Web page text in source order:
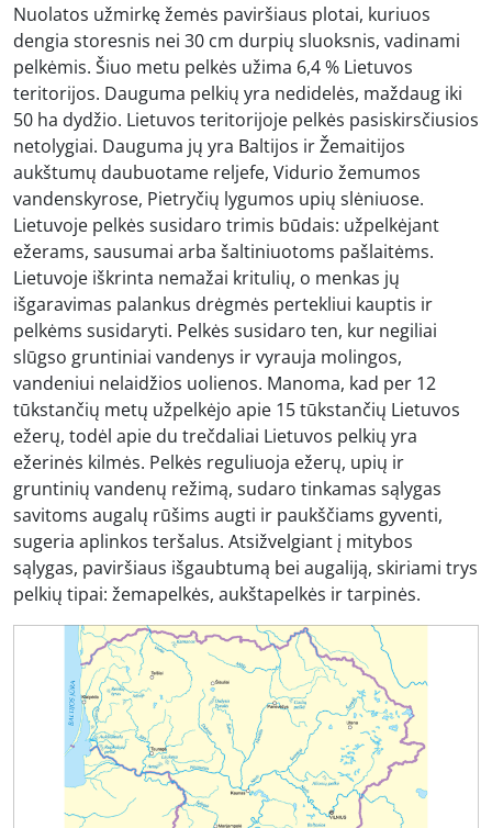
Nuolatos užmirkę žemės paviršiaus plotai, kuriuos
dengia storesnis nei 30 cm durpių sluoksnis, vadinami
pelkėmis. Šiuo metu pelkės užima 6,4 % Lietuvos
teritorijos. Dauguma pelkių yra nedidelės, maždaug iki
50 ha dydžio. Lietuvos teritorijoje pelkės pasiskirsčiusios
netolygiai. Dauguma jų yra Baltijos ir Žemaitijos
aukštumų daubuotame reljefe, Vidurio žemumos
vandenskyrose, Pietryčių lygumos upių slėniuose.
Lietuvoje pelkės susidaro trimis būdais: užpelkėjant
ežerams, sausumai arba šaltiniuotoms pašlaitėms.
Lietuvoje iškrinta nemažai kritulių, o menkas jų
išgaravimas palankus drėgmės pertekliui kauptis ir
pelkėms susidaryti. Pelkės susidaro ten, kur negiliai
slūgso gruntiniai vandenys ir vyrauja molingos,
vandeniui nelaidžios uolienos. Manoma, kad per 12
tūkstančių metų užpelkėjo apie 15 tūkstančių Lietuvos
ežerų, todėl apie du trečdaliai Lietuvos pelkių yra
ežerinės kilmės. Pelkės reguliuoja ežerų, upių ir
gruntinių vandenų režimą, sudaro tinkamas sąlygas
savitoms augalų rūšims augti ir paukščiams gyventi,
sugeria aplinkos teršalus. Atsižvelgiant į mitybos
sąlygas, paviršiaus išgaubtumą bei augaliją, skiriami trys
pelkių tipai: žemapelkės, aukštapelkės ir tarpinės.